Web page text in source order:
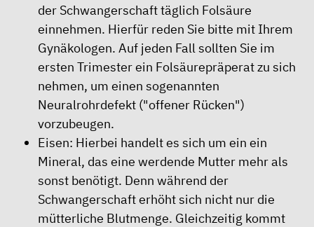
der Schwangerschaft täglich Folsäure
einnehmen. Hierfür reden Sie bitte mit Ihrem
Gynäkologen. Auf jeden Fall sollten Sie im
ersten Trimester ein Folsäurepräperat zu sich
nehmen, um einen sogenannten
Neuralrohrdefekt ("offener Rücken")
vorzubeugen.
Eisen: Hierbei handelt es sich um ein ein
Mineral, das eine werdende Mutter mehr als
sonst benötigt. Denn während der
Schwangerschaft erhöht sich nicht nur die
mütterliche Blutmenge. Gleichzeitig kommt